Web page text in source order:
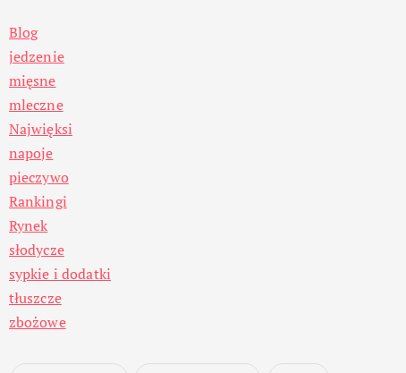
Blog
jedzenie
mięsne
mleczne
Najwięksi
napoje
pieczywo
Rankingi
Rynek
słodycze
sypkie i dodatki
tłuszcze
zbożowe